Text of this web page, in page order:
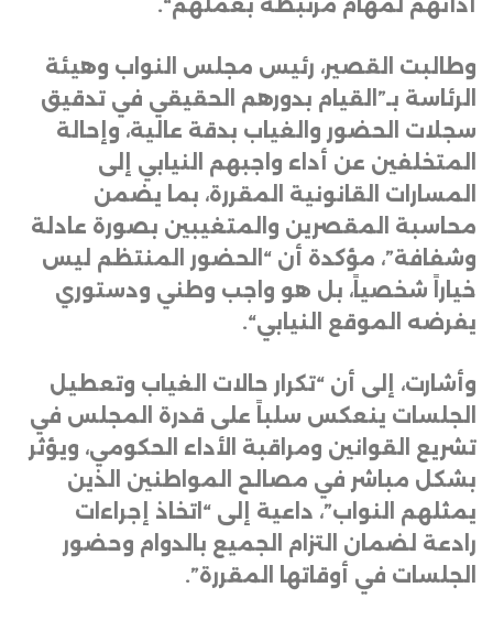
أدائهم لمهام مرتبطة بعملهم“.
وطالبت القصير، رئيس مجلس النواب وهيئة
الرئاسة بـ”القيام بدورهم الحقيقي في تدقيق
سجلات الحضور والغياب بدقة عالية، وإحالة
المتخلفين عن أداء واجبهم النيابي إلى
المسارات القانونية المقررة، بما يضمن
محاسبة المقصرين والمتغيبين بصورة عادلة
وشفافة”، مؤكدة أن “الحضور المنتظم ليس
خياراً شخصياً، بل هو واجب وطني ودستوري
يفرضه الموقع النيابي“.
وأشارت، إلى أن “تكرار حالات الغياب وتعطيل
الجلسات ينعكس سلباً على قدرة المجلس في
تشريع القوانين ومراقبة الأداء الحكومي، ويؤثر
بشكل مباشر في مصالح المواطنين الذين
يمثلهم النواب”، داعية إلى “اتخاذ إجراءات
رادعة لضمان التزام الجميع بالدوام وحضور
الجلسات في أوقاتها المقررة”.